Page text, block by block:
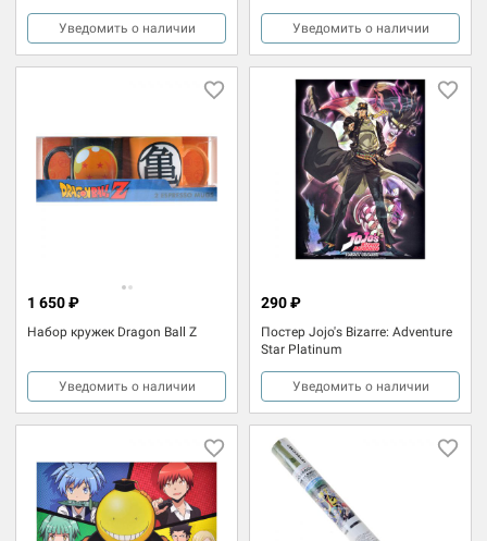
Уведомить о наличии Уведомить о наличии
Набор кружек Dragon Ball Z
1 650 ₽
Уведомить о наличии
Постер Jojo's Bizarre: Adventure
Star Platinum
290 ₽
Уведомить о наличии